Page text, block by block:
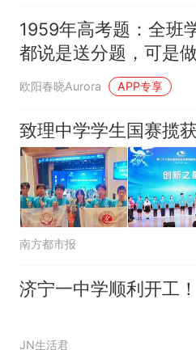
1959年高考题：全班
都说是送分题，可是
的不多
欧阳春晓Aurora APP专享
致理中学学生国赛揽
南方都市报
济宁一中学顺利开工！
JN生活君